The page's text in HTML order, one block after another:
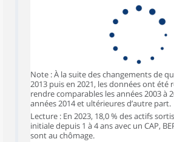
Note : À la suite des changements de
2013 puis en 2021, les données ont été
rendre comparables les années 2003 à
années 2014 et ultérieures d’autre part.
Lecture : En 2023, 18,0 % des actifs
initiale depuis 1 à 4 ans avec un CAP,
sont au chômage.